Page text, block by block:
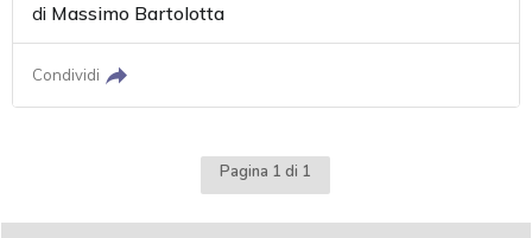
di Massimo Bartolotta
Condividi
Pagina 1 di 1